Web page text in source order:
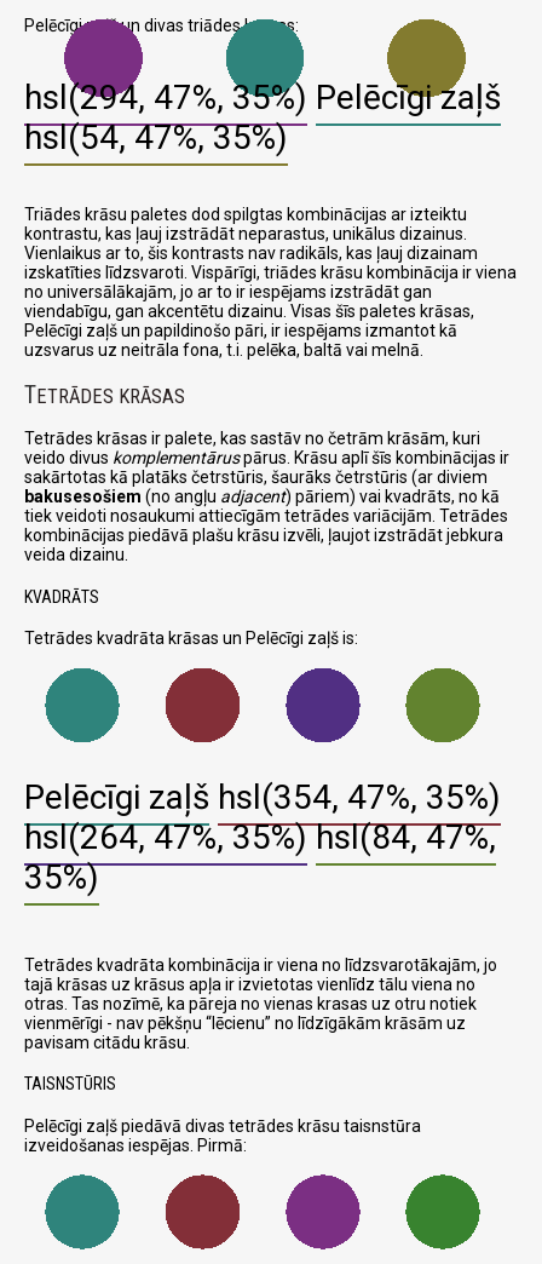
Pelēcīgi zaļš un divas triādes krāsas:
hsl(294, 47%, 35%) Pelēcīgi zaļš
hsl(54, 47%, 35%)
Triādes krāsu paletes dod spilgtas kombinācijas ar izteiktu
kontrastu, kas ļauj izstrādāt neparastus, unikālus dizainus.
Vienlaikus ar to, šis kontrasts nav radikāls, kas ļauj dizainam
izskatīties līdzsvaroti. Vispārīgi, triādes krāsu kombinācija ir viena
no universālākajām, jo ar to ir iespējams izstrādāt gan
viendabīgu, gan akcentētu dizainu. Visas šīs paletes krāsas,
Pelēcīgi zaļš un papildinošo pāri, ir iespējams izmantot kā
uzsvarus uz neitrāla fona, t.i. pelēka, baltā vai melnā.
TETRĀDES KRĀSAS
Tetrādes krāsas ir palete, kas sastāv no četrām krāsām, kuri
veido divus komplementāruspārus. Krāsu aplī šīs kombinācijas ir
sakārtotas kā platāks četrstūris, šaurāks četrstūris (ar diviem
bakusesošiem (no angļu adjacent) pāriem) vai kvadrāts, no kā
tiek veidoti nosaukumi attiecīgām tetrādes variācijām. Tetrādes
kombinācijas piedāvā plašu krāsu izvēli, ļaujot izstrādāt jebkura
veida dizainu.
KVADRĀTS
Tetrādes kvadrāta krāsas un Pelēcīgi zaļš is:
Pelēcīgi zaļš hsl(354, 47%, 35%)
hsl(264, 47%, 35%) hsl(84, 47%,
35%)
Tetrādes kvadrāta kombinācija ir viena no līdzsvarotākajām, jo
tajā krāsas uz krāsus apļa ir izvietotas vienlīdz tālu viena no
otras. Tas nozīmē, ka pāreja no vienas krasas uz otru notiek
vienmērīgi - nav pēkšņu
lēcienu no līdzīgākām krāsām uz
pavisam citādu krāsu.
TAISNSTŪRIS
Pelēcīgi zaļš piedāvā divas tetrādes krāsu taisnstūra
izveidošanas iespējas. Pirmā: